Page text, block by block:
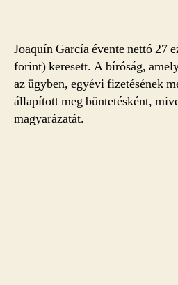
Joaquín García évente nettó 27
forint) keresett. A bíróság,
az ügyben, egyévi fizetésének
állapított meg büntetésként,
magyarázatát.